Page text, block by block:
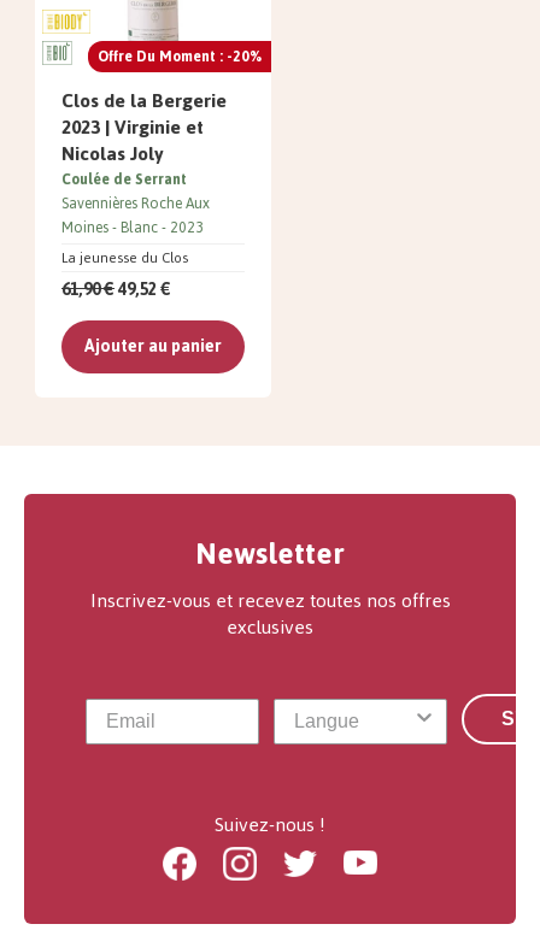
Offre Du Moment : -20%
Clos de la Bergerie
2023 | Virginie et
Nicolas Joly
La jeunesse du Clos
Coulée de Serrant
Savennières Roche Aux
Moines Blanc 2023
61,90 €49,52 €
Ajouter au panier
Newsletter
Inscrivez-vous et recevez toutes nos offres
exclusives
Suivez-nous !
FacebookInstagramTwitter Youtube